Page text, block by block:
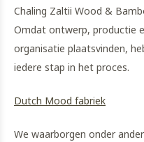
Chaling Zaltii Wood &
Omdat ontwerp, productie
organisatie plaatsvinden,
iedere stap in het proces.
Dutch Mood fabriek
We waarborgen onder